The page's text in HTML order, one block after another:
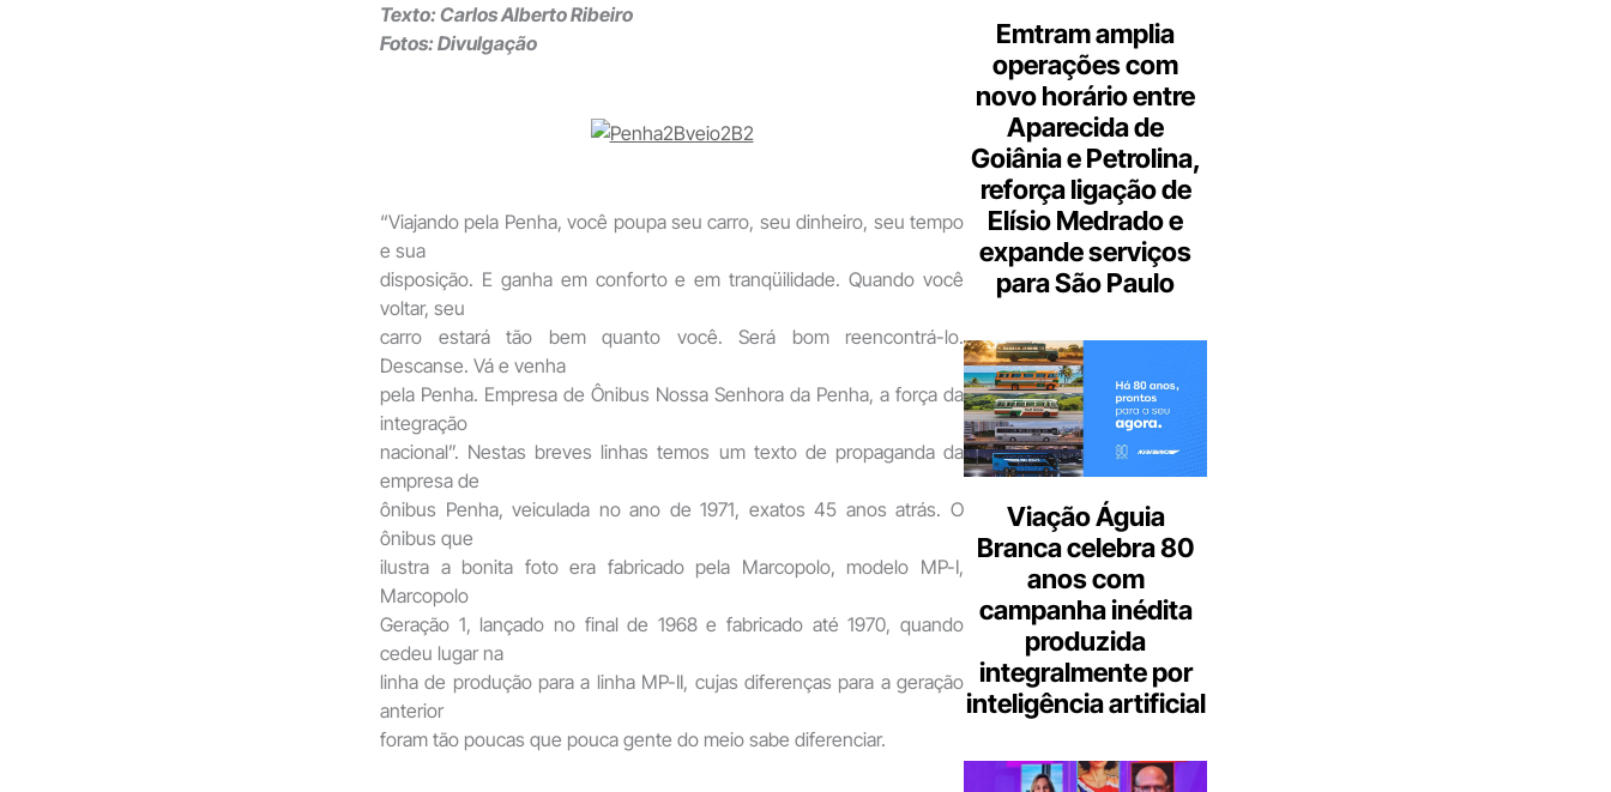
Texto: Carlos Alberto Ribeiro
Fotos: Divulgação
“Viajando pela Penha, você poupa seu carro, seu dinheiro, seu tempo
e sua
disposição. E ganha em conforto e em tranqüilidade. Quando você
voltar, seu
carro estará tão bem quanto você. Será bom reencontrá-lo.
Descanse. Vá e venha
pela Penha. Empresa de Ônibus Nossa Senhora da Penha, a força da
integração
nacional”. Nestas breves linhas temos um texto de propaganda da
empresa de
ônibus Penha, veiculada no ano de 1971, exatos 45 anos atrás. O
ônibus que
ilustra a bonita foto era fabricado pela Marcopolo, modelo MP-I,
Marcopolo
Geração 1, lançado no final de 1968 e fabricado até 1970, quando
cedeu lugar na
linha de produção para a linha MP-II, cujas diferenças para a geração
anterior
foram tão poucas que pouca gente do meio sabe diferenciar.
Emtram amplia
operações com
novo horário entre
Aparecida de
Goiânia e Petrolina,
reforça ligação de
Elísio Medrado e
expande serviços
para São Paulo
Viação Águia
Branca celebra 80
anos com
campanha inédita
produzida
integralmente por
inteligência artificial